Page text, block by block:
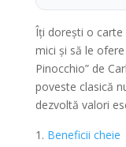
Îți dorești o carte
mici și să le
Pinocchio” de
poveste clasică
dezvoltă valori
Beneficii cheie